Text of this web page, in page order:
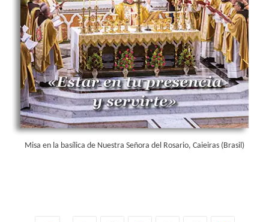
Misa en la basílica de Nuestra Señora del Rosario, Caieiras (Brasil)